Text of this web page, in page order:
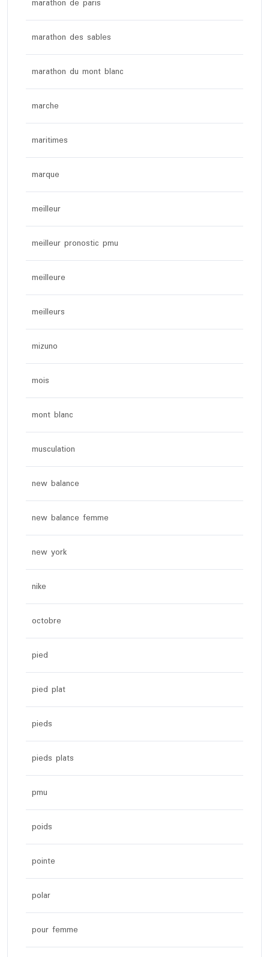
marathon de paris
marathon des sables
marathon du mont blanc
marche
maritimes
marque
meilleur
meilleur pronostic pmu
meilleure
meilleurs
mizuno
mois
mont blanc
musculation
new balance
new balance femme
new york
nike
octobre
pied
pied plat
pieds
pieds plats
pmu
poids
pointe
polar
pour femme